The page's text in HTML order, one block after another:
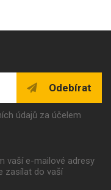
Odebírat
údajů za účelem
vaší e-mailové adresy
zasílat do vaší